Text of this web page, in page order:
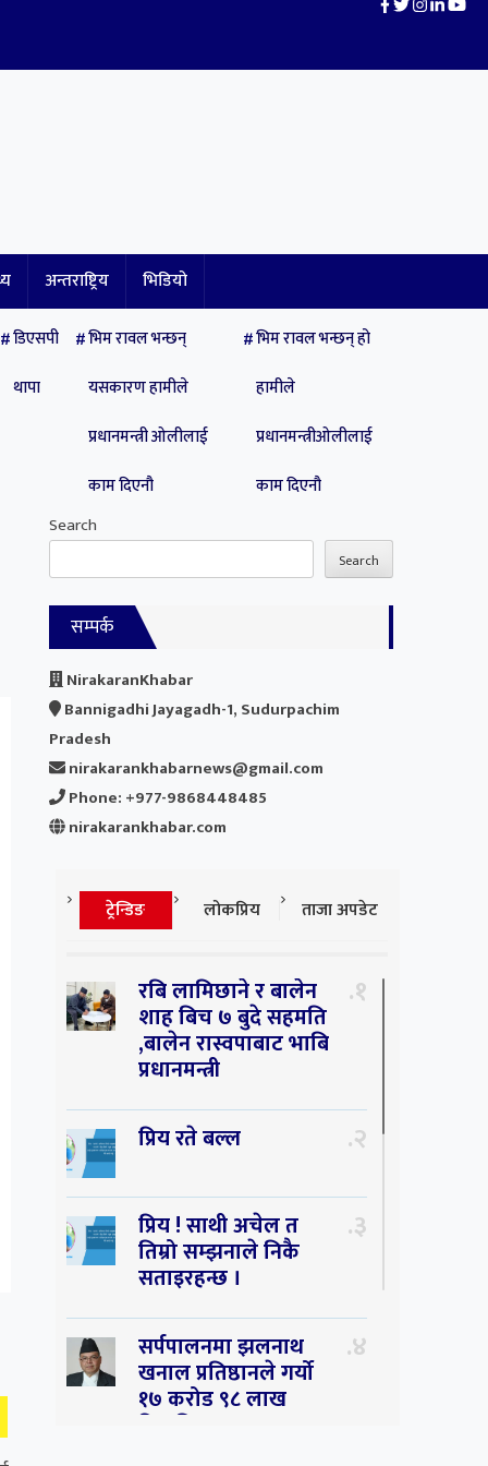
अन्तराष्ट्रिय भिडियो
डिएसपी
थापा
भिम रावल भन्छन्
यसकारण हामीले
प्रधानमन्त्री ओलीलाई
काम दिएनौ
भिम रावल भन्छन् हो
हामीले
प्रधानमन्त्रीओलीलाई
काम दिएनौ
Search
Search
सम्पर्क
NirakaranKhabar
Bannigadhi Jayagadh-1, Sudurpachim
Pradesh
nirakarankhabarnews@gmail.com
Phone: +977-9868448485
nirakarankhabar.com
ट्रेन्डिङ लोकप्रिय ताजा अपडेट
रबि लामिछाने र बालेन
शाह बिच ७ बुदे सहमति
,बालेन रास्वपाबाट भाबि
प्रधानमन्त्री
१
प्रिय रते बल्ल २
प्रिय ! साथी अचेल त
तिम्रो सम्झनाले निकै
सताइरहन्छ ।
३
सर्पपालनमा झलनाथ
खनाल प्रतिष्ठानले गर्यो
१७ करोड ९८ लाख
हिनामिना
४